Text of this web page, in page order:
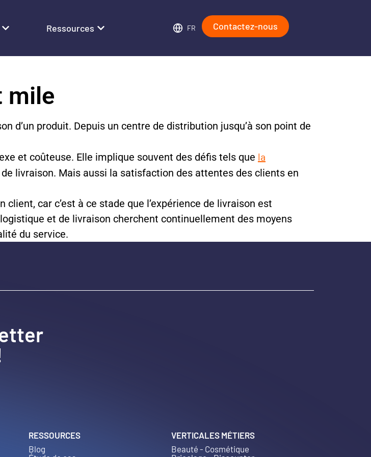
Ressources FR Contactez-nous
mile
d’un produit. Depuis un centre de distribution jusqu’à son point de
et coûteuse. Elle implique souvent des défis tels que la
livraison. Mais aussi la satisfaction des attentes des clients en
car c’est à ce stade que l’expérience de livraison est
et de livraison cherchent continuellement des moyens
du service.
RESSOURCES
Blog
VERTICALES MÉTIERS
Beauté - Cosmétique